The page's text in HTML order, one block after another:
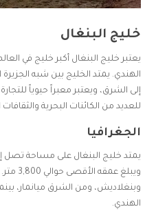
خليج البنغال
يعتبر خليج البنغال أكبر خليج في
الهندي. يمتد الخليج بين شبه
إلى الشرق، ويعتبر معبراً حيوياً
للعديد من الكائنات البحرية والثقافات
الجغرافيا
ويبلغ
وبنغلاديش، ومن الشرق ميانمار،
الهندي.